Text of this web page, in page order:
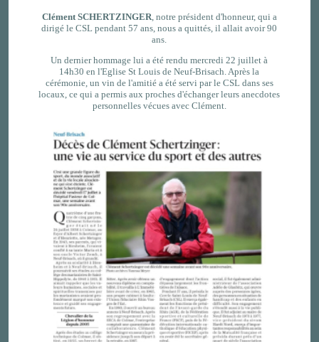
Clément SCHERTZINGER , notre président d'honneur, qui a
dirigé le CSL pendant 57 ans, nous a quittés, il allait avoir 90
ans.
Un dernier hommage lui a été rendu mercredi 22 juillet à
14h30 en l'Eglise St Louis de Neuf-Brisach. Après la
cérémonie, un vin de l'amitié a été servi par le CSL dans ses
locaux, ce qui a permis aux proches d'échanger leurs anecdotes
personnelles vécues avec Clément.